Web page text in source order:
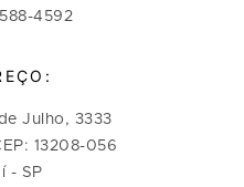
4592
Julho, 3333
13208-056
- SP